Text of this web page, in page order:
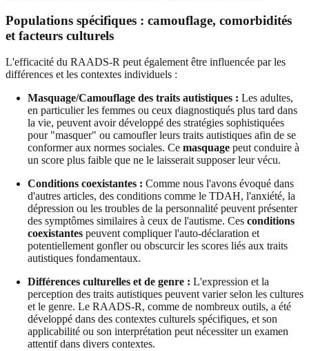
Populations spécifiques : camouflage, comorbidités
et facteurs culturels
L'efficacité du RAADS-R peut également être influencée par les
différences et les contextes individuels :
Masquage/Camouflage des traits autistiques : Les adultes,
en particulier les femmes ou ceux diagnostiqués plus tard dans
la vie, peuvent avoir développé des stratégies sophistiquées
pour "masquer" ou camoufler leurs traits autistiques afin de se
conformer aux normes sociales. Ce masquage peut conduire à
un score plus faible que ne le laisserait supposer leur vécu.
Conditions coexistantes : Comme nous l'avons évoqué dans
d'autres articles, des conditions comme le TDAH, l'anxiété, la
dépression ou les troubles de la personnalité peuvent présenter
des symptômes similaires à ceux de l'autisme. Ces conditions
coexistantes peuvent compliquer l'auto-déclaration et
potentiellement gonfler ou obscurcir les scores liés aux traits
autistiques fondamentaux.
Différences culturelles et de genre : L'expression et la
perception des traits autistiques peuvent varier selon les cultures
et le genre. Le RAADS-R, comme de nombreux outils, a été
développé dans des contextes culturels spécifiques, et son
applicabilité ou son interprétation peut nécessiter un examen
attentif dans divers contextes.